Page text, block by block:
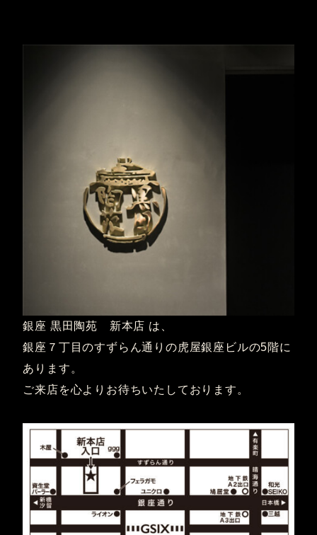
銀座 黒田陶苑 新本店 は、
銀座７丁目のすずらん通りの虎屋銀座ビルの5階に
あります。
ご来店を心よりお待ちいたしております。